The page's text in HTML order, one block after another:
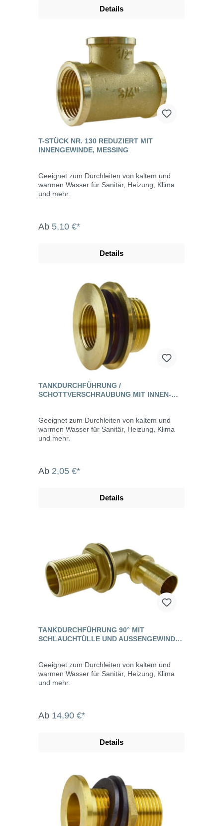
Details
T-STÜCK NR. 130 REDUZIERT MIT
INNENGEWINDE, MESSING
Geeignet zum Durchleiten von kaltem und
warmen Wasser für Sanitär, Heizung, Klima
und mehr.
Ab 5,10 €*
Details
TANKDURCHFÜHRUNG /
SCHOTTVERSCHRAUBUNG MIT INNEN-
Geeignet zum Durchleiten von kaltem und
warmen Wasser für Sanitär, Heizung, Klima
und mehr.
Ab 2,05 €*
Details
TANKDURCHFÜHRUNG 90° MIT
SCHLAUCHTÜLLE UND AUSSENGEWINDE, M
Geeignet zum Durchleiten von kaltem und
warmen Wasser für Sanitär, Heizung, Klima
und mehr.
Ab 14,90 €*
Details